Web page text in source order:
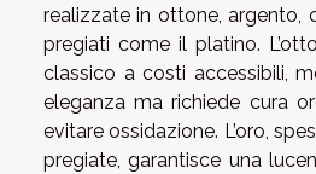
realizzate in ottone, argento,
pregiati come il platino.
classico a costi accessibili,
eleganza ma richiede cura
evitare ossidazione. L’oro,
pregiate, garantisce una